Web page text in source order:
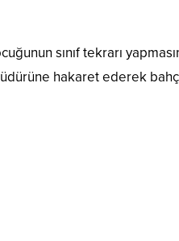
sınıf tekrarı
hakaret ederek